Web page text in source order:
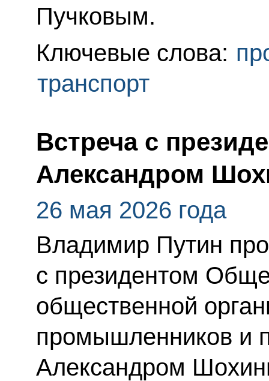
Пучковым.
Ключевые слова:
транспорт
Встреча с
Александром
26 мая 2026 года
Владимир Путин
с президентом
общественной
промышленников и
Александром